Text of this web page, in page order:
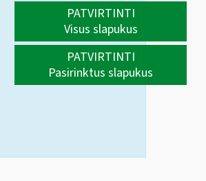
PATVIRTINTI
Visus slapukus
PATVIRTINTI
Pasirinktus slapukus